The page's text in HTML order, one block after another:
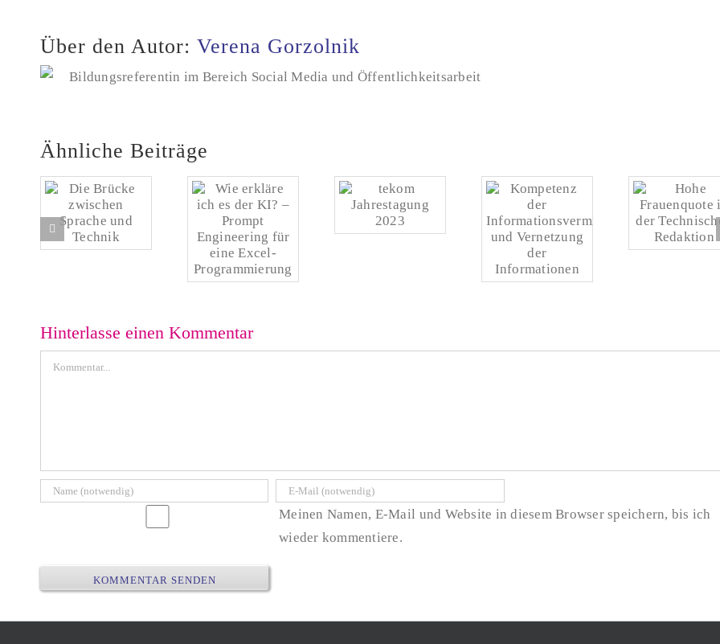
Über den Autor: Verena Gorzolnik
Bildungsreferentin im Bereich Social Media und Öffentlichkeitsarbeit
Ähnliche Beiträge
Engineering für
eine Excel-
Hinterlasse einen Kommentar
Kommentar
Meinen Namen, E-Mail und Website in diesem Browser speichern, bis ich
wieder kommentiere.